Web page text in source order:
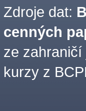
Zdroje dat:
cenných
ze zahraničí
kurzy z